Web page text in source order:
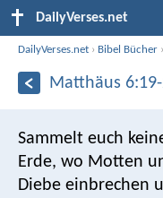
DailyVerses.net
DailyVerses.net › Bibel Bücher ›
Matthäus
Sammelt euch
Erde, wo Motten
Diebe einbrechen